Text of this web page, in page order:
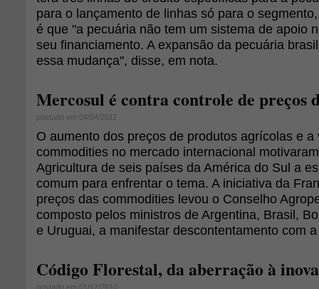
para o lançamento de linhas só para o
é que "a pecuária não tem um sistema de apoio
seu financiamento. A expansão da pecuária
essa mudança", disse, em nota.
Mercosul é contra controle de preços
postado em 04/04/2011
O aumento dos preços de produtos agrícolas e a
commodities no mercado internacional
Agricultura de seis países da América do Sul a
comum para enfrentar o tema. A iniciativa da
preços das commodities levou o Conselho
composto pelos ministros de Argentina, Brasil,
e Uruguai, a manifestar descontentamento com
Código Florestal, da aberração à
postado em 01/12/2010